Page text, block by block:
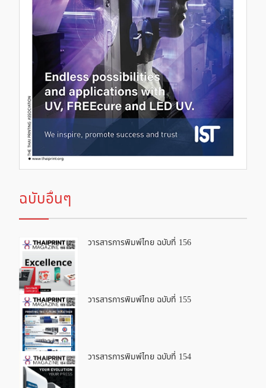
ฉบับอื่นๆ
วารสารการพิมพ์ไทย ฉบับที่ 156
วารสารการพิมพ์ไทย ฉบับที่ 155
วารสารการพิมพ์ไทย ฉบับที่ 154